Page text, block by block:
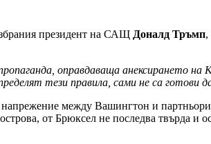
президент на САЩ Доналд Тръмп,
оправдаваща анексирането
тези правила, сами не са готови
напрежение между Вашингтон и
от Брюксел не последва твърда и